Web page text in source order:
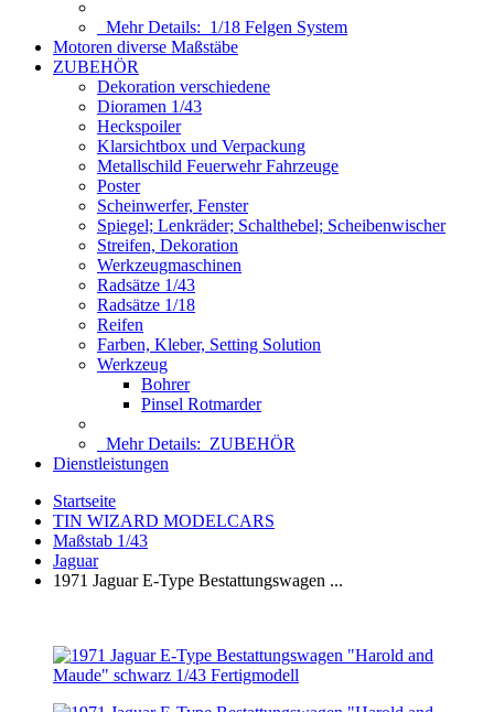
Mehr Details: 1/18 Felgen System
Motoren diverse Maßstäbe
ZUBEHÖR
Dekoration verschiedene
Dioramen 1/43
Heckspoiler
Klarsichtbox und Verpackung
Metallschild Feuerwehr Fahrzeuge
Poster
Scheinwerfer, Fenster
Spiegel; Lenkräder; Schalthebel; Scheibenwischer
Streifen, Dekoration
Werkzeugmaschinen
Radsätze 1/43
Radsätze 1/18
Reifen
Farben, Kleber, Setting Solution
Werkzeug
Bohrer
Pinsel Rotmarder
Mehr Details: ZUBEHÖR
Dienstleistungen
Startseite
TIN WIZARD MODELCARS
Maßstab 1/43
Jaguar
1971 Jaguar E-Type Bestattungswagen ...